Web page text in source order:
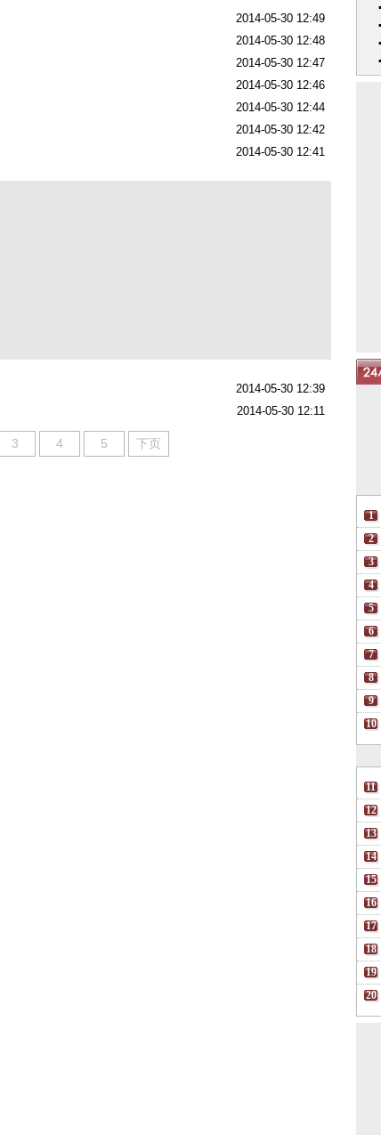
2014-05-30 12:49
2014-05-30 12:48
2014-05-30 12:47
2014-05-30 12:46
2014-05-30 12:44
2014-05-30 12:42
2014-05-30 12:41
2014-05-30 12:39
2014-05-30 12:11
3 4 5 下页